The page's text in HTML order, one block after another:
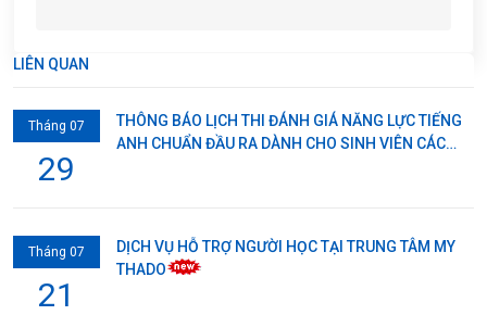
LIÊN QUAN
Tháng 07
29
THÔNG BÁO LỊCH THI ĐÁNH GIÁ NĂNG LỰC TIẾNG
ANH CHUẨN ĐẦU RA DÀNH CHO SINH VIÊN CÁC
Tháng 07
21
DỊCH VỤ HỖ TRỢ NGƯỜI HỌC TẠI TRUNG TÂM MY
THADO